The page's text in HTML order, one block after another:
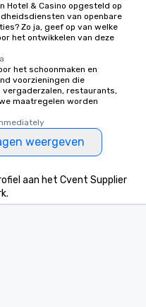
Hotel & Casino opgesteld op
van openbare
Zo ja, geef op van welke
het ontwikkelen van deze
het schoonmaken en
voorzieningen die
vergaderzalen, restaurants,
maatregelen worden
weergeven
aan het Cvent Supplier